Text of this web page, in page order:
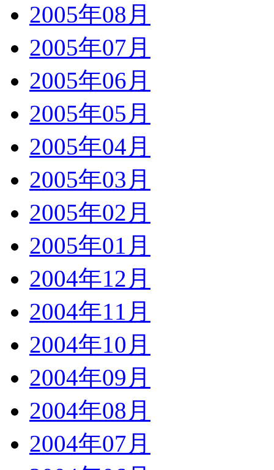
2005年08月
2005年07月
2005年06月
2005年05月
2005年04月
2005年03月
2005年02月
2005年01月
2004年12月
2004年11月
2004年10月
2004年09月
2004年08月
2004年07月